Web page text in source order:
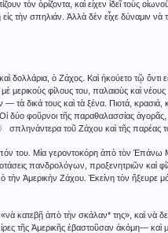
τὸν ὁρίζοντα, καὶ εἶχεν ἰδεῖ τοὺς
τὴν σπηλιάν. Ἀλλὰ δὲν εἶχε δύναμιν νὰ
δολλάρια, ὁ Ζάχος. Καὶ ἠκούετο τῷ
μερικοὺς φίλους του, παλαιοὺς καὶ
δικά τους καὶ τὰ ξένα. Πιοτά, κρασιά,
δύο φοῦρνοι τῆς παραθαλασσίας
σπληνάντερα τοῦ Ζάχου καὶ τῆς παρέας
του. Μία γεροντοκόρη ἀπὸ τὸν
πανδρολόγων, προξενητριῶν καὶ
Ἀμερικὴν Ζάχου. Ἐκείνη τὸν ἤξευρε
κατεβῇ ἀπὸ τὴν σκάλαν* της», καὶ νὰ
τῆς Ἀμερικῆς ἐβαστοῦσαν ἀκόμη― καὶ